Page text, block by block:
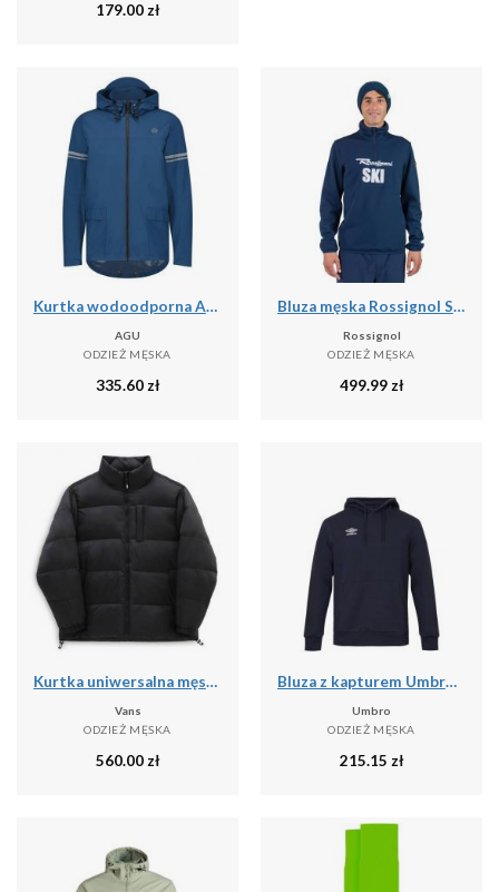
179.00zł
Kurtka wodoodporna Agu Original Essential
AGU
ODZIEŻ MĘSKA
335.60zł
Bluza męska Rossignol Signature Ski Hz Fleece
Rossignol
ODZIEŻ MĘSKA
499.99zł
Kurtka uniwersalna męska Vans NO Hood Puffer
Vans
ODZIEŻ MĘSKA
560.00zł
Bluza z kapturem Umbro pro training
Umbro
ODZIEŻ MĘSKA
215.15 zł